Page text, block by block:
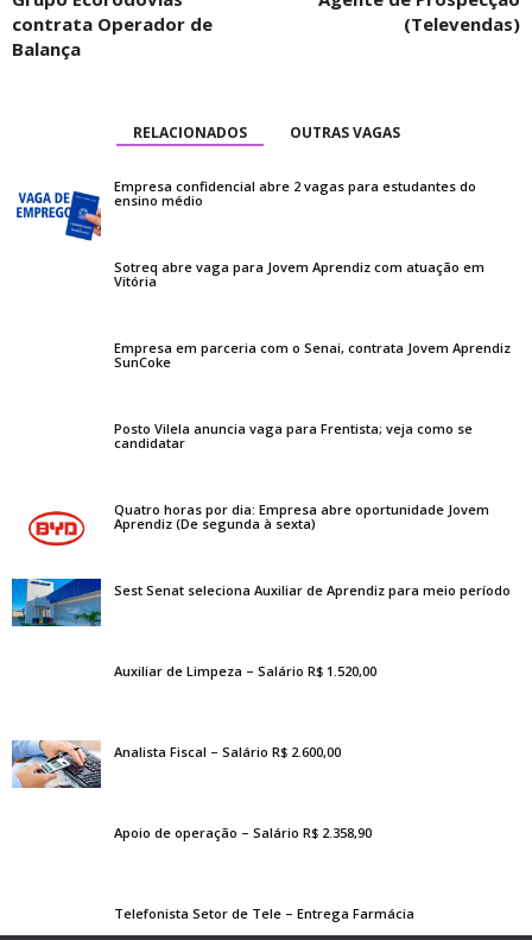
contrata Operador de
Balança
(Televendas)
RELACIONADOS OUTRAS VAGAS
Empresa confidencial abre 2 vagas para estudantes do
ensino médio
Sotreq abre vaga para Jovem Aprendiz com atuação em
Vitória
Empresa em parceria com o Senai, contrata Jovem Aprendiz
SunCoke
Posto Vilela anuncia vaga para Frentista; veja como se
candidatar
Quatro horas por dia: Empresa abre oportunidade Jovem
Aprendiz (De segunda à sexta)
Sest Senat seleciona Auxiliar de Aprendiz para meio período
Auxiliar de Limpeza – Salário R$ 1.520,00
Analista Fiscal – Salário R$ 2.600,00
Apoio de operação – Salário R$ 2.358,90
Telefonista Setor de Tele – Entrega Farmácia